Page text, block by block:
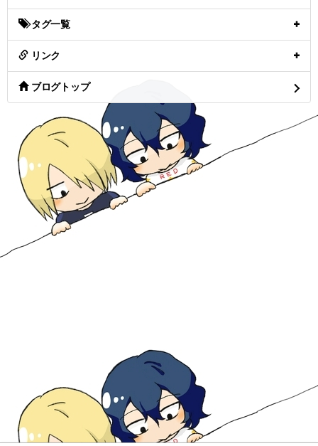
タグ一覧
リンク
ブログトップ